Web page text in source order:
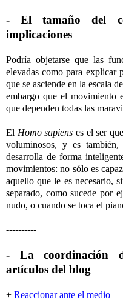
- El tamaño del
implicaciones
Podría objetarse que las
elevadas como para explicar
que se asciende en la escala
embargo que el movimiento
que dependen todas las
El Homo sapiens es el ser
voluminosos, y es
desarrolla de forma
movimientos: no sólo es
aquello que le es necesario,
separado, como sucede por
nudo, o cuando se toca el
----------
- La coordinación
artículos del blog
+ Reaccionar ante el medio